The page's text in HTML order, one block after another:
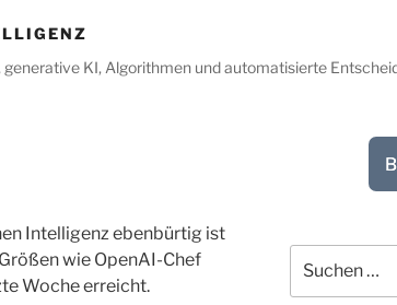
KI, Algorithmen und automatisierte
Intelligenz ebenbürtig ist
wie OpenAI-Chef
Woche erreicht.
nach: